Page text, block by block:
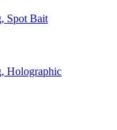
Spot Bait
Holographic